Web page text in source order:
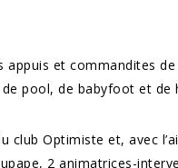
appuis et commandites
pool, de babyfoot et de
club Optimiste et, avec
2 animatrices-